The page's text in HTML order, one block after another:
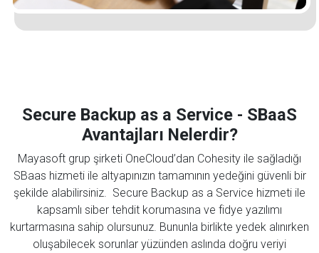
Secure Backup as a Service - SBaaS
Avantajları Nelerdir?
Mayasoft grup şirketi OneCloud’dan Cohesity ile sağladığı
SBaas hizmeti ile altyapınızın tamamının yedeğini güvenli bir
şekilde alabilirsiniz. Secure Backup as a Service hizmeti ile
kapsamlı siber tehdit korumasına ve fidye yazılımı
kurtarmasına sahip olursunuz. Bununla birlikte yedek alınırken
oluşabilecek sorunlar yüzünden aslında doğru veriyi
Online